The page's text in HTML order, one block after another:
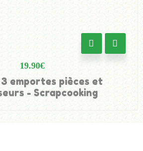
19.90€
emportes pièces et
- Scrapcooking